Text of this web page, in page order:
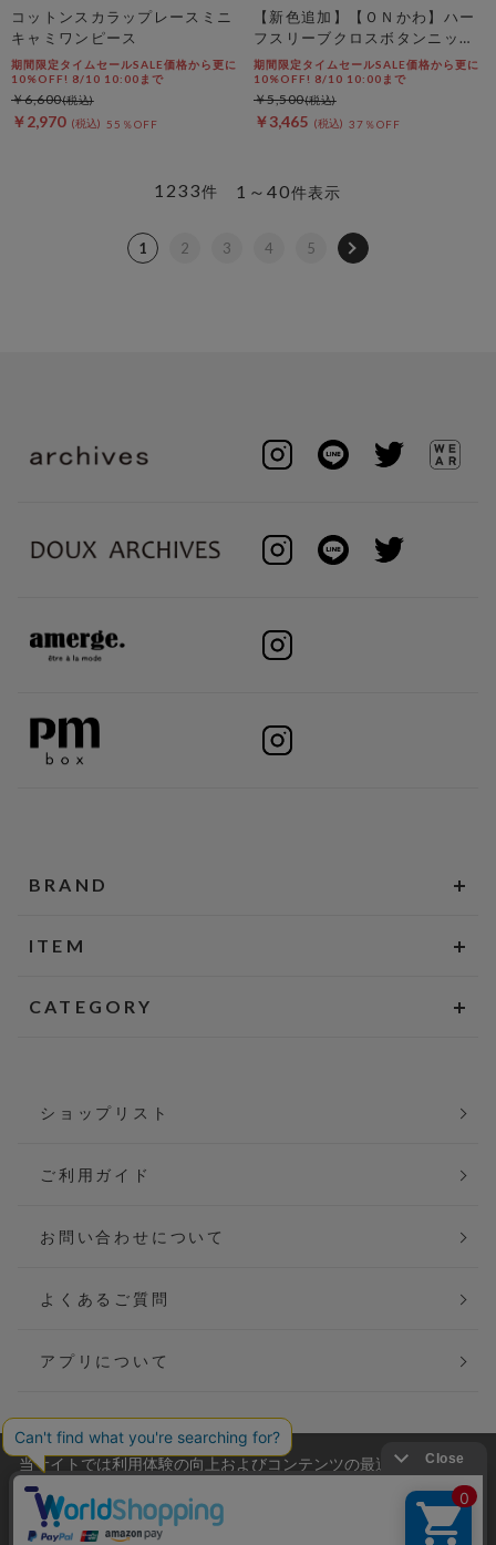
コットンスカラップレースミニ
キャミワンピース
期間限定タイムセールSALE価格から更に
10%OFF! 8/10 10:00まで
￥2,970 55％OFF
￥6,600
【新色追加】【ＯＮかわ】ハー
フスリーブクロスボタンニット
カーディガン
期間限定タイムセールSALE価格から更に
10%OFF! 8/10 10:00まで
￥3,465 37％OFF
￥5,500
1～40件表示
1233件
1 2 3 4 5
BRAND
ITEM
CATEGORY
ショップリスト
ご利用ガイド
お問い合わせについて
よくあるご質問
アプリについて
会社概要
ご利用規約
当サイトでは利用体験の向上およびコンテンツの最適な提供、ト
ラフィックの分析を目的としてCookieを使用しています。
サイトの閲覧を継続された場合、Cookieの利用に同意したことも
のといたします。